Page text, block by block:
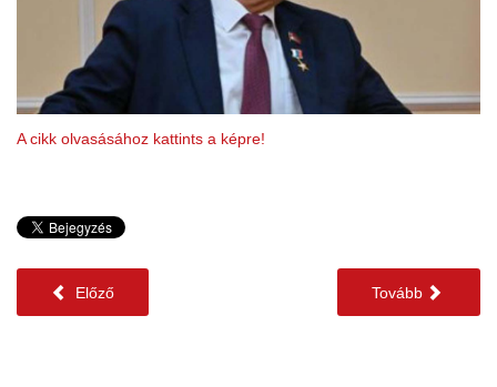
A cikk olvasásához kattints a képre!
Előző Tovább